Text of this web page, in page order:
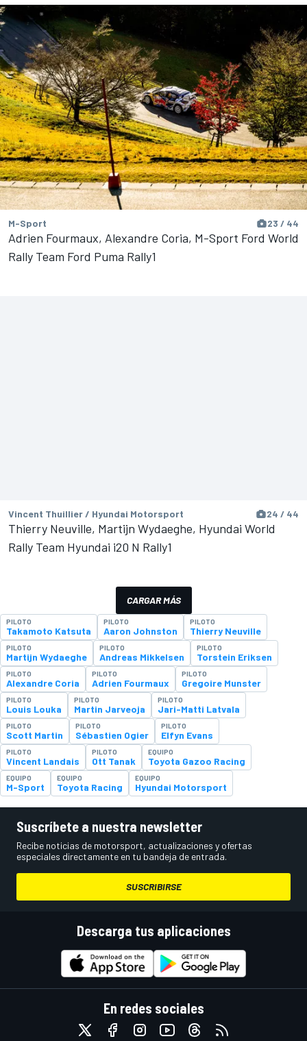
M-Sport 23 / 44
Adrien Fourmaux, Alexandre Coria, M-Sport Ford World
Rally Team Ford Puma Rally1
Vincent Thuillier / Hyundai Motorsport 24 / 44
Thierry Neuville, Martijn Wydaeghe, Hyundai World
Rally Team Hyundai i20 N Rally1
CARGAR MÁS
PILOTO
Takamoto Katsuta
PILOTO
Aaron Johnston
PILOTO
Thierry Neuville
PILOTO
Martijn Wydaeghe
PILOTO
Andreas Mikkelsen
PILOTO
Torstein Eriksen
PILOTO
Alexandre Coria
PILOTO
Adrien Fourmaux
PILOTO
Gregoire Munster
PILOTO
Louis Louka
PILOTO
Martin Jarveoja
PILOTO
Jari-Matti Latvala
PILOTO
Scott Martin
PILOTO
Sébastien Ogier
PILOTO
Elfyn Evans
PILOTO
Vincent Landais
PILOTO
Ott Tanak
EQUIPO
Toyota Gazoo Racing
EQUIPO
M-Sport
EQUIPO
Toyota Racing
EQUIPO
Hyundai Motorsport
Suscríbete a nuestra newsletter
Recibe noticias de motorsport, actualizaciones y ofertas
especiales directamente en tu bandeja de entrada.
SUSCRIBIRSE
Descarga tus aplicaciones
En redes sociales